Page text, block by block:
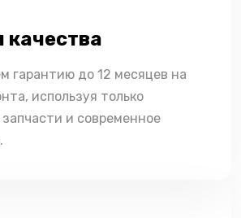
качества
гарантию до 12 месяцев на
используя только
и современное